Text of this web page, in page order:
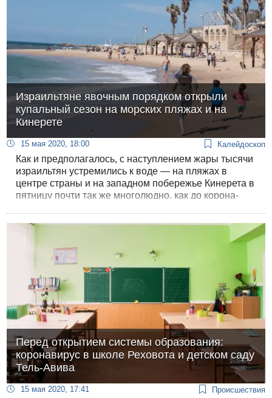
Израильтяне явочным порядком открыли
купальный сезон на морских пляжах и на
Кинерете
15 мая 2020, 18:00 Калейдоскоп
Как и предполагалось, с наступлением жары тысячи
израильтян устремились к воде — на пляжах в
центре страны и на западном побережье Кинерета в
пятницу почти так же многолюдно, как до корона-
Перед открытием системы образования:
коронавирус в школе Реховота и детском саду
Тель-Авива
15 мая 2020, 17:41 Происшествия